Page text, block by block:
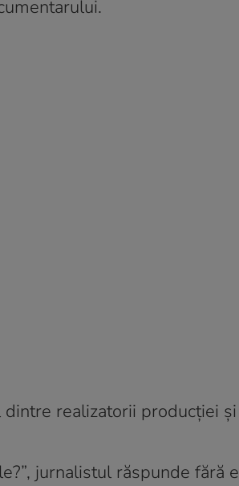
realizatorii producției
jurnalistul răspunde fără